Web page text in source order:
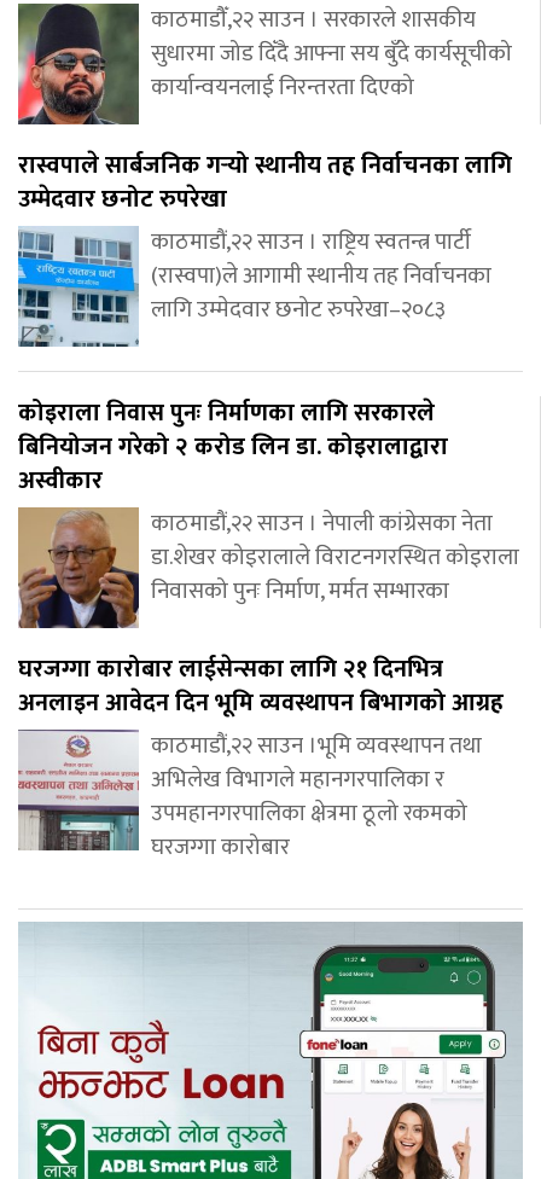
काठमाडौँ,२२ साउन । सरकारले शासकीय
सुधारमा जोड दिँदै आफ्ना सय बुँदे कार्यसूचीको
कार्यान्वयनलाई निरन्तरता दिएको
रास्वपाले सार्बजनिक गर्‍यो स्थानीय तह निर्वाचनका लागि
उम्मेदवार छनोट रुपरेखा
काठमाडौं,२२ साउन । राष्ट्रिय स्वतन्त्र पार्टी
(रास्वपा)ले आगामी स्थानीय तह निर्वाचनका
लागि उम्मेदवार छनोट रुपरेखा–२०८३
कोइराला निवास पुनः निर्माणका लागि सरकारले
बिनियोजन गरेको २ करोड लिन डा. कोइरालाद्वारा
अस्वीकार
काठमाडौं,२२ साउन । नेपाली कांग्रेसका नेता
डा.शेखर कोइरालाले विराटनगरस्थित कोइराला
निवासको पुनः निर्माण, मर्मत सम्भारका
घरजग्गा कारोबार लाईसेन्सका लागि २१ दिनभित्र
अनलाइन आवेदन दिन भूमि व्यवस्थापन बिभागको आग्रह
काठमाडौं,२२ साउन ।भूमि व्यवस्थापन तथा
अभिलेख विभागले महानगरपालिका र
उपमहानगरपालिका क्षेत्रमा ठूलो रकमको
घरजग्गा कारोबार